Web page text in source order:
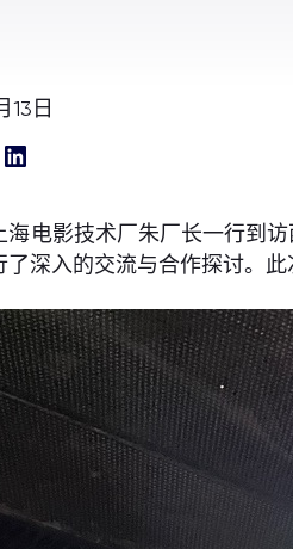
13日
海电影技术厂朱厂长一行到
深入的交流与合作探讨。